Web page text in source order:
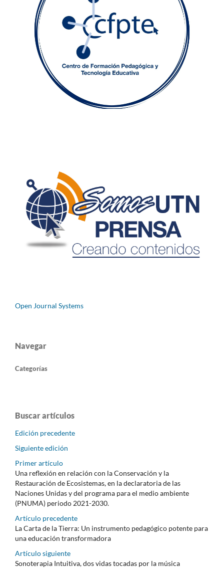
Open Journal Systems
Navegar
Categorías
Buscar artículos
Edición precedente
Siguiente edición
Primer artículo
Una reflexión en relación con la Conservación y la
Restauración de Ecosistemas, en la declaratoria de las
Naciones Unidas y del programa para el medio ambiente
(PNUMA) periodo 2021-2030.
Artículo precedente
La Carta de la Tierra: Un instrumento pedagógico potente para
una educación transformadora
Artículo siguiente
Sonoterapia Intuitiva, dos vidas tocadas por la música